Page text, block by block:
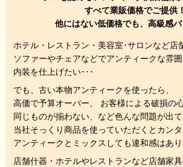
すべて業販価格でご提供！
他にはない低価格でも、高級感バ
ホテル・レストラン・美容室･サロンなど店
ソファーやチェアなどでアンティークな雰
内装を仕上げたい･･･
でも、 古い本物アンティークを使ったら、
高価で予算オーバー、 お客様による破損の心
同じものが揃わない、 など色んな問題が出
当社そっくり商品を使っていただくと カン
アンティークとミックスしても違和感はあり
店舗什器・ホテルやレストランなど店舗家